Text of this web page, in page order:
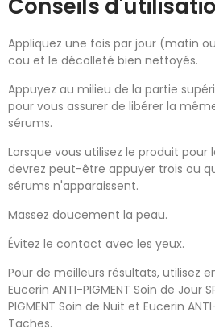
Conseils
Appliquez une fois par jour (matin
cou et le décolleté bien nettoyés.
Appuyez au milieu de la partie
pour vous assurer de libérer la
sérums.
Lorsque vous utilisez le produit pour
devrez peut-être appuyer trois ou
sérums n'apparaissent.
Massez doucement la peau.
Évitez le contact avec les yeux.
Pour de meilleurs résultats, utilisez
Eucerin ANTI-PIGMENT Soin de Jour
PIGMENT Soin de Nuit et Eucerin
Taches.